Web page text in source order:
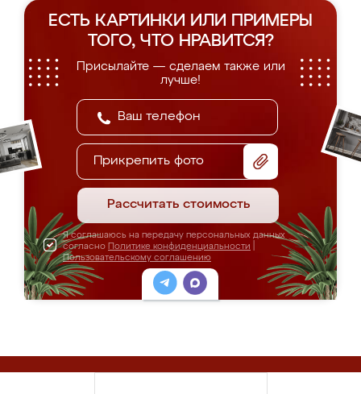
ЕСТЬ КАРТИНКИ ИЛИ ПРИМЕРЫ
ТОГО, ЧТО НРАВИТСЯ?
Присылайте — сделаем также или
лучше!
Прикрепить фото
Рассчитать стоимость
Я соглашаюсь на передачу персональных данных
согласно Политике конфиденциальности
Пользовательскому соглашению